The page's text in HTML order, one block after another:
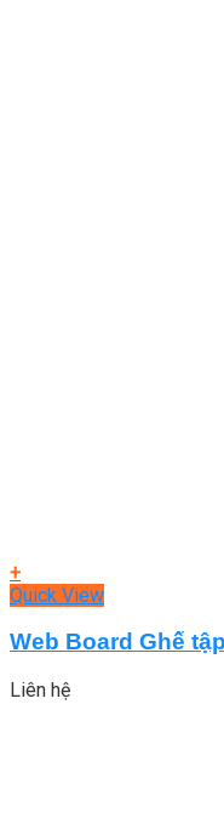
+
Quick View
Web Board Ghế
Liên hệ